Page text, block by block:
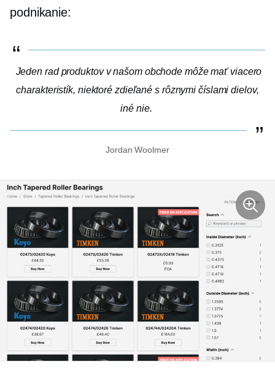
podnikanie:
Jeden rad produktov v našom obchode môže mať viacero
charakteristík, niektoré zdieľané s rôznymi číslami dielov,
iné nie.
Jordan Woolmer